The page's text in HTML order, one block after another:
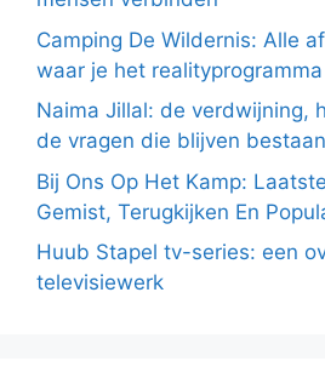
Camping De Wildernis: Alle
waar je het
Naima Jillal: de verdwijning,
de vragen die blijven bestaan
Bij Ons Op Het Kamp:
Gemist, Terugkijken En
Huub Stapel tv-series: een
televisiewerk